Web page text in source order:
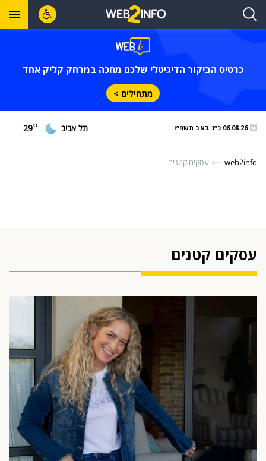
כרטיס הביקור הדיגיטלי שלכם מחכה במרחק קליק אחד
מתחילים >
06.08.26 כ״ג באב תשפ״ו תל אביב 29°
web2info עסקים קטנים
עסקים קטנים